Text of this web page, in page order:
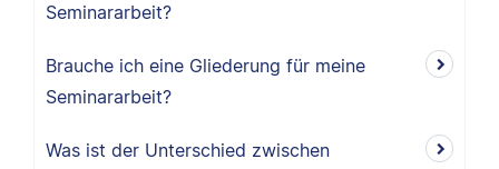
Seminararbeit?
Brauche ich eine Gliederung für meine
Seminararbeit?
Was ist der Unterschied zwischen